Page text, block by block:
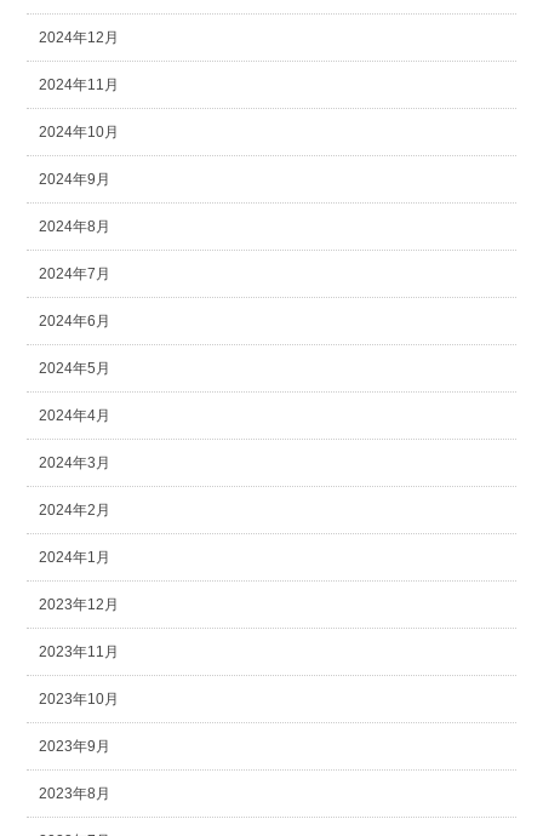
2024年12月
2024年11月
2024年10月
2024年9月
2024年8月
2024年7月
2024年6月
2024年5月
2024年4月
2024年3月
2024年2月
2024年1月
2023年12月
2023年11月
2023年10月
2023年9月
2023年8月